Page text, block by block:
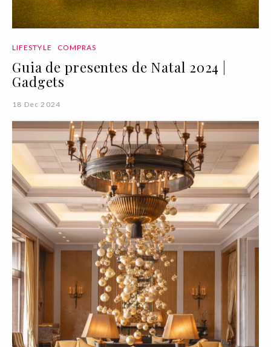
LIFESTYLE COMPRAS
Guia de presentes de Natal 2024 |
Gadgets
18 Dec 2024